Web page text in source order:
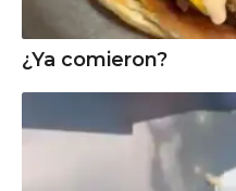
¿Ya comieron?